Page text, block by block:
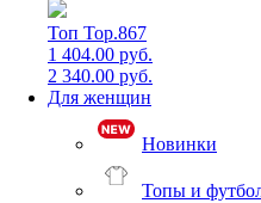
Топ Top.867
1 404.00 руб.
2 340.00 руб.
Для женщин
Новинки
Топы и